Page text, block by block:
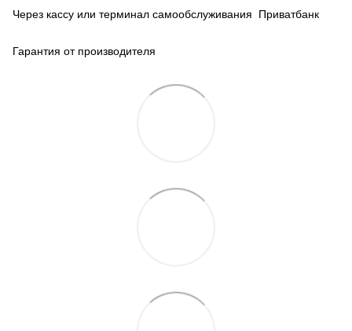
Через кассу или терминал самообслуживания Приватбанк
Гарантия от производителя